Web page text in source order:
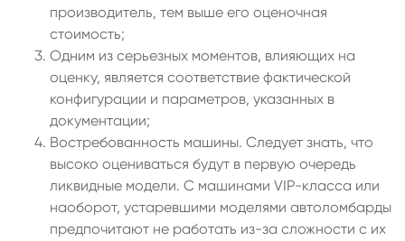
производитель, тем выше его оценочная
стоимость;
Одним из серьезных моментов, влияющих на
оценку, является соответствие фактической
конфигурации и параметров, указанных в
документации;
Востребованность машины. Следует знать, что
высоко оцениваться будут в первую очередь
ликвидные модели. С машинами VIP-класса или
наоборот, устаревшими моделями автоломбарды
предпочитают не работать из-за сложности с их